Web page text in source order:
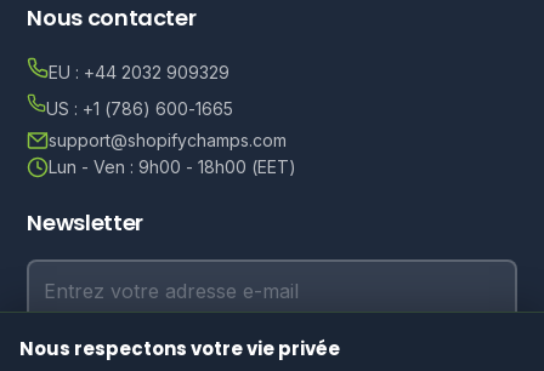
Nous contacter
EU : +44 2032 909329
US : +1 (786) 600-1665
support@shopifychamps.com
Lun - Ven : 9h00 - 18h00 (EET)
Newsletter
Adresse e-mail
S'abonner
Nous respectons votre vie privée